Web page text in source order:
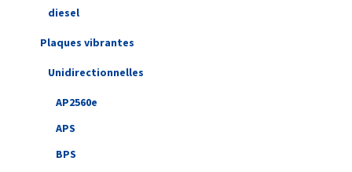
diesel
Plaques vibrantes
Unidirectionnelles
AP2560e
APS
BPS